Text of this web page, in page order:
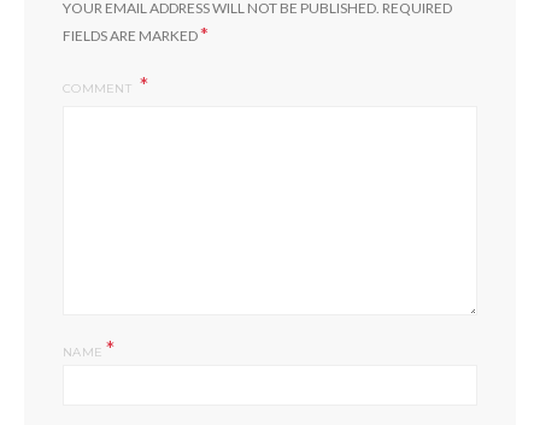
YOUR EMAIL ADDRESS WILL NOT BE PUBLISHED. REQUIRED
FIELDS ARE MARKED*
COMMENT
NAME*